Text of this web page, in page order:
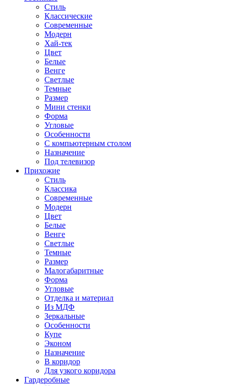
Стиль
Классические
Современные
Модерн
Хай-тек
Цвет
Белые
Венге
Светлые
Темные
Размер
Мини стенки
Форма
Угловые
Особенности
С компьютерным столом
Назначение
Под телевизор
Прихожие
Стиль
Классика
Современные
Модерн
Цвет
Белые
Венге
Светлые
Темные
Размер
Малогабаритные
Форма
Угловые
Отделка и материал
Из МДФ
Зеркальные
Особенности
Купе
Эконом
Назначение
В коридор
Для узкого коридора
Гардеробные